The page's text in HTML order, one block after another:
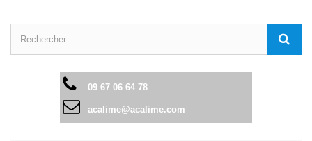
09 67 06 64 78
acalime@acalime.com